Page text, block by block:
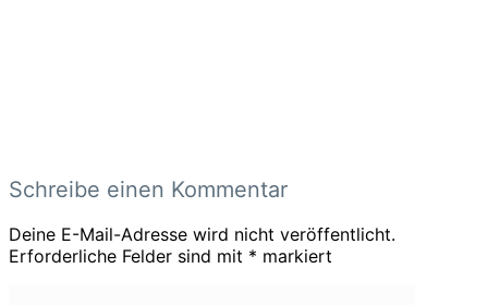
Schreibe einen Kommentar
Deine E-Mail-Adresse wird nicht veröffentlicht.
Erforderliche Felder sind mit * markiert